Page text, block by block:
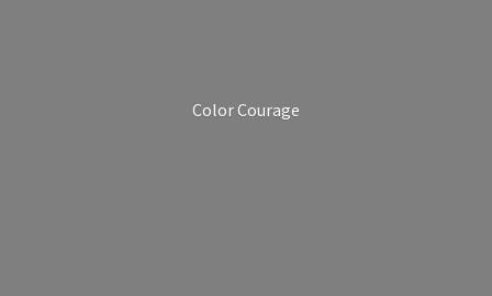
Color Courage